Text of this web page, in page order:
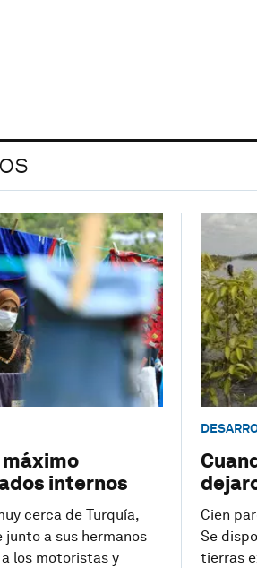
internos
cerca de Turquía,
junto a sus hermanos
los motoristas y
Cien
Se
tierras